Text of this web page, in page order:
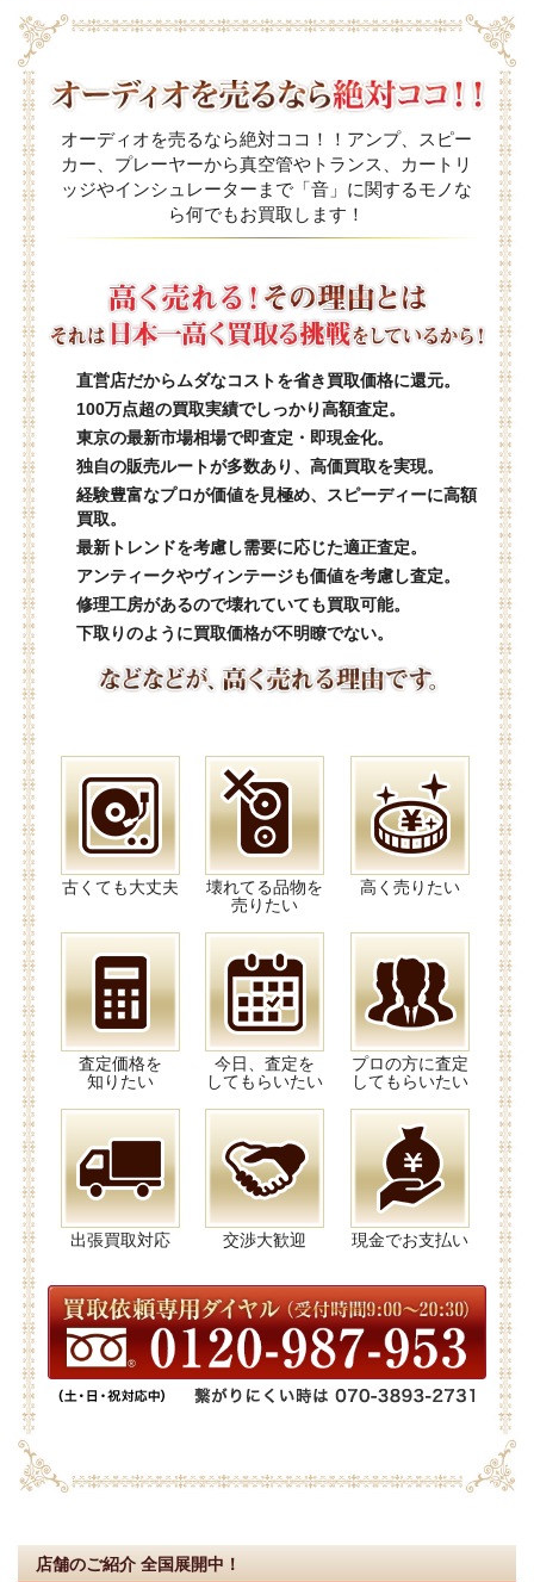
オーディオを売るなら絶対ココ！！アンプ、スピー
カー、プレーヤーから真空管やトランス、カートリ
ッジやインシュレーターまで「音」に関するモノな
ら何でもお買取します！
直営店だからムダなコストを省き買取価格に還元。
100万点超の買取実績でしっかり高額査定。
東京の最新市場相場で即査定・即現金化。
独自の販売ルートが多数あり、高価買取を実現。
経験豊富なプロが価値を見極め、スピーディーに高額
買取。
最新トレンドを考慮し需要に応じた適正査定。
アンティークやヴィンテージも価値を考慮し査定。
修理工房があるので壊れていても買取可能。
下取りのように買取価格が不明瞭でない。
古くても大丈夫
壊れてる品物を
売りたい
高く売りたい
査定価格を
知りたい
今日、査定を
してもらいたい
プロの方に査定
してもらいたい
出張買取対応 交渉大歓迎 現金でお支払い
店舗のご紹介 全国展開中！